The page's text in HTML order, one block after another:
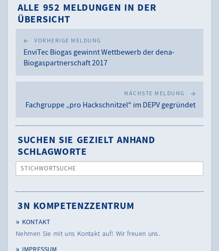
ALLE 952 MELDUNGEN IN DER
ÜBERSICHT
VORHERIGE MELDUNG
EnviTec Biogas gewinnt Wettbewerb der dena-
Biogaspartnerschaft 2017
NÄCHSTE MELDUNG
Fachgruppe „pro Hackschnitzel“ im DEPV gegründet
SUCHEN SIE GEZIELT ANHAND
SCHLAGWORTE
STICHWORTSUCHE
3N KOMPETENZZENTRUM
KONTAKT
Nehmen Sie mit uns Kontakt auf! Wir freuen uns.
IMPRESSUM